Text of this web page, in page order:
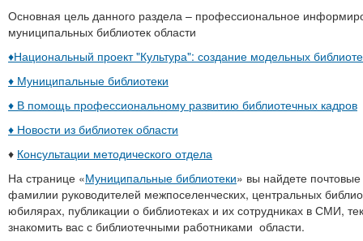
Основная цель данного раздела – профессиональное
муниципальных библиотек области
♦Национальный проект "Культура": создание модельных
♦ Муниципальные библиотеки
♦ В помощь профессиональному развитию библиотечных кадров
♦ Новости из библиотек области
♦ Консультации методического отдела
На странице «Муниципальные библиотеки» вы найдете
фамилии руководителей межпоселенческих, центральных
юбилярах, публикации о библиотеках и их сотрудниках в СМИ,
знакомить вас с библиотечными работниками области.